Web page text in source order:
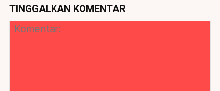
TINGGALKAN KOMENTAR